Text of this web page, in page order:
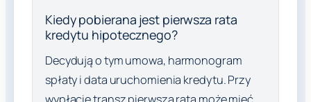
Kiedy pobierana jest pierwsza rata
kredytu hipotecznego?
Decydują o tym umowa, harmonogram
spłaty i data uruchomienia kredytu. Przy